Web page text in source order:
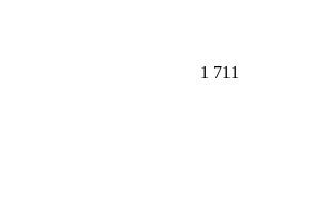
1 711